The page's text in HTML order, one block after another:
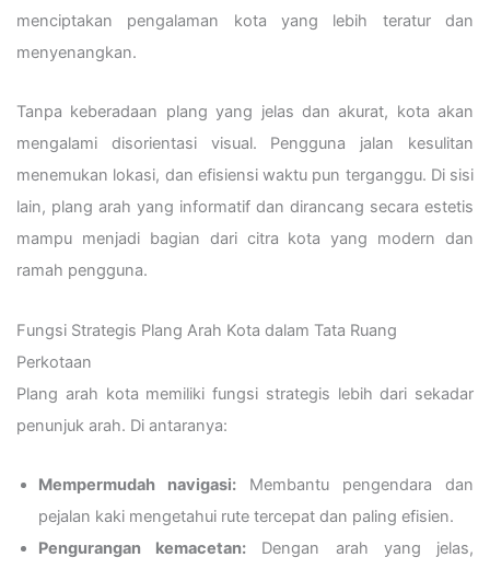
menciptakan pengalaman kota yang lebih teratur dan
menyenangkan.
Tanpa keberadaan plang yang jelas dan akurat, kota akan
mengalami disorientasi visual. Pengguna jalan kesulitan
menemukan lokasi, dan efisiensi waktu pun terganggu. Di sisi
lain, plang arah yang informatif dan dirancang secara estetis
mampu menjadi bagian dari citra kota yang modern dan
ramah pengguna.
Fungsi Strategis Plang Arah Kota dalam Tata Ruang
Perkotaan
Plang arah kota memiliki fungsi strategis lebih dari sekadar
penunjuk arah. Di antaranya:
Mempermudah navigasi: Membantu pengendara dan
pejalan kaki mengetahui rute tercepat dan paling efisien.
Pengurangan kemacetan: Dengan arah yang jelas,